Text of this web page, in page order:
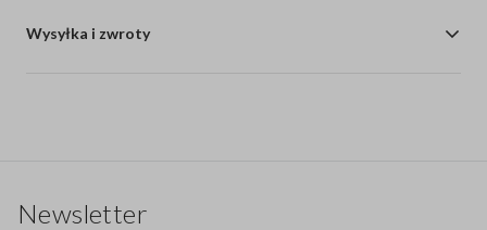
Wysyłka i zwroty
Newsletter